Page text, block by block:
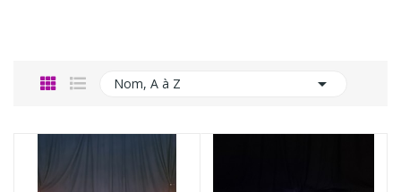
Nom, A à Z 